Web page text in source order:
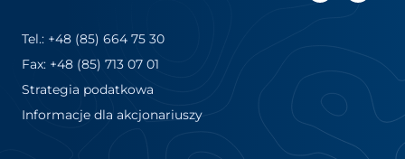
Tel.: +48 (85) 664 75 30
Fax: +48 (85) 713 07 01
Strategia podatkowa
Informacje dla akcjonariuszy